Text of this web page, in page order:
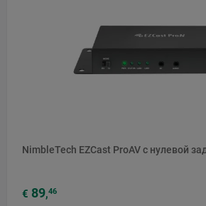
NimbleTech EZCast ProAV с нулевой
€ 89,46